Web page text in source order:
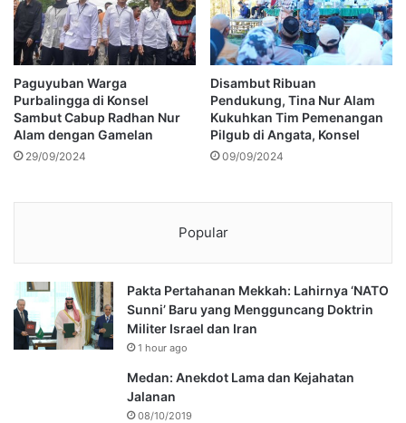
Paguyuban Warga
Purbalingga di Konsel
Sambut Cabup Radhan Nur
Alam dengan Gamelan
29/09/2024
Disambut Ribuan
Pendukung, Tina Nur Alam
Kukuhkan Tim Pemenangan
Pilgub di Angata, Konsel
09/09/2024
Popular
Pakta Pertahanan Mekkah: Lahirnya ‘NATO
Sunni’ Baru yang Mengguncang Doktrin
Militer Israel dan Iran
1 hour ago
Medan: Anekdot Lama dan Kejahatan
Jalanan
08/10/2019